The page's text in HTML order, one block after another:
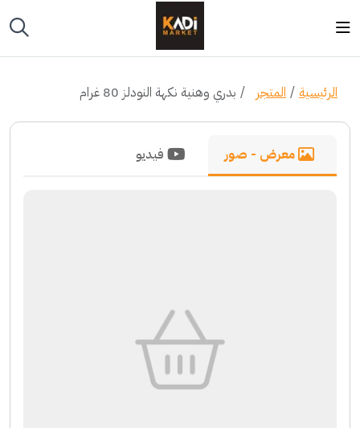
الرئيسية المتجر بدري وهنية نكهة النودلز 80 غرام
معرض - صور فيديو